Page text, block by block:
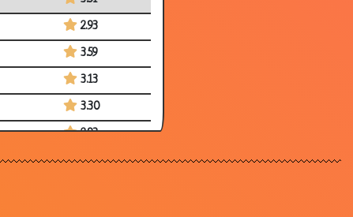
2.93
3.59
3.13
3.30
2.93
3.40